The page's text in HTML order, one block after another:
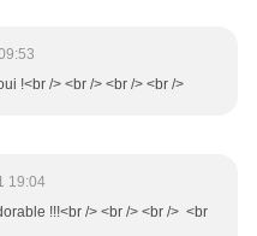
!<br /> <br /> <br /> <br />
19:04
!!!<br /> <br /> <br /> <br